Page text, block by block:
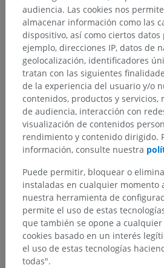
Referencias
Price S, Daly DT. Neuroanatomy,
May 1]. In: StatPearls [Internet]. Treasure
Publishing; 2024 Jan-. Available from:
https://www.ncbi.nlm.nih.gov/books/
Purves D, Augustine GJ, Fitzpatrick D, et
edition. Sunderland (MA): Sinauer
Portion of the Mechanosensory System.
https://www.ncbi.nlm.nih.gov/books/
Galería
audiencia. Las cookies nos
almacenar información como las
dispositivo, así como ciertos datos
ejemplo, direcciones IP, datos de
geolocalización, identificadores
tratan con las siguientes
de la experiencia del usuario y/o
contenidos, productos y servicios,
de audiencia, interacción con
visualización de contenidos
rendimiento y contenido dirigido.
información, consulte nuestra
Puede permitir, bloquear o
instaladas en cualquier momento
nuestra herramienta de
permite el uso de estas
que también se opone a
cookies basado en un interés
el uso de estas tecnologías
todas".